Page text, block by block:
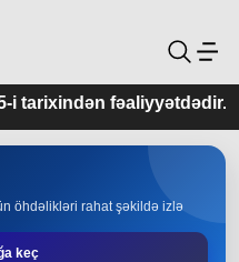
öhdəlikləri rahat şəkildə izlə
keç